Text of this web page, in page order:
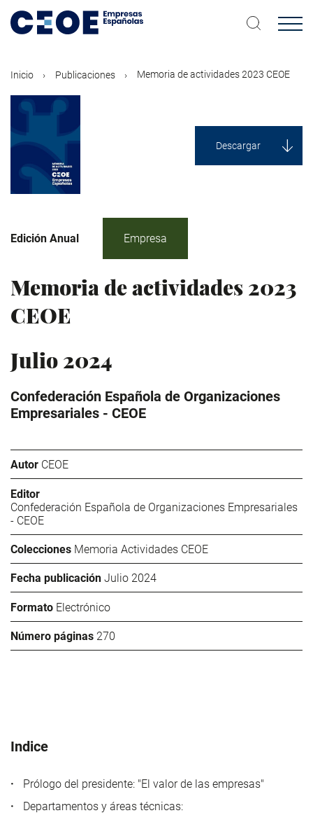
contenido
Inicio Publicaciones Memoria de actividades 2023 CEOE
Descargar
Edición Anual Empresa
Memoria de actividades 2023
CEOE
Julio 2024
Confederación Española de Organizaciones
Empresariales - CEOE
Autor CEOE
Editor
Confederación Española de Organizaciones Empresariales
- CEOE
Colecciones Memoria Actividades CEOE
Fecha publicación Julio 2024
Formato Electrónico
Número páginas 270
Indice
Prólogo del presidente: "El valor de las empresas"
Departamentos y áreas técnicas: